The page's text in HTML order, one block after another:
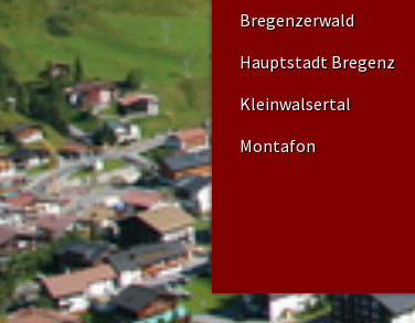
Bregenzerwald
Hauptstadt Bregenz
Kleinwalsertal
Montafon